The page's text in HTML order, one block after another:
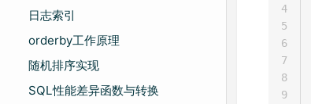
日志索引
orderby工作原理
随机排序实现
SQL性能差异函数与转换
4
5
6
7
8
9